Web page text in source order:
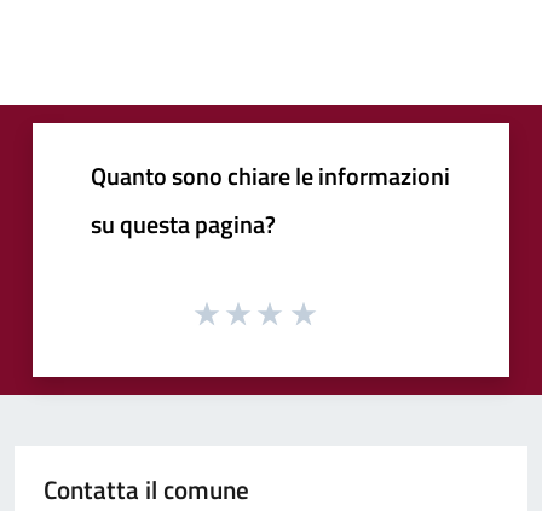
Quanto sono chiare le informazioni
su questa pagina?
Contatta il comune